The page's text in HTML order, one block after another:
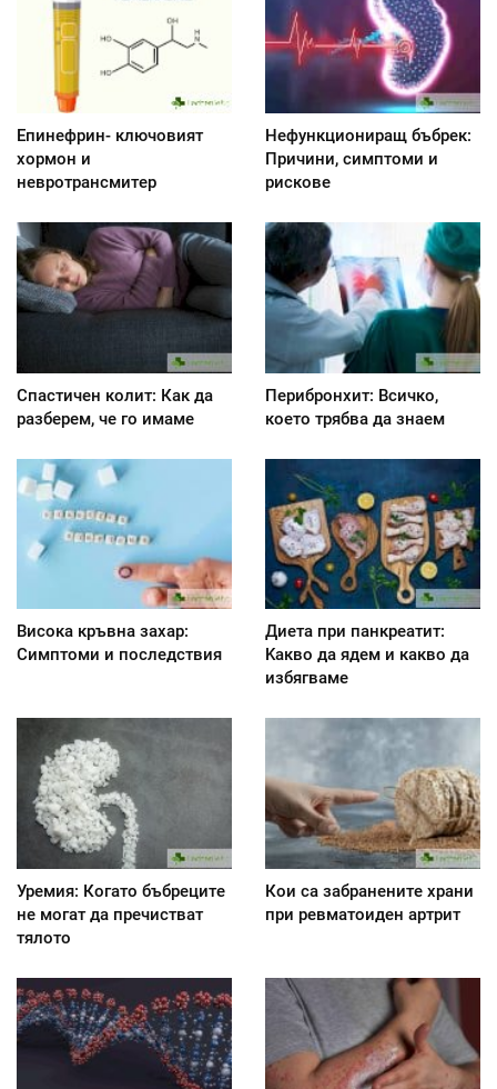
Епинефрин- ключовият
хормон и
невротрансмитер
Нефункциониращ бъбрек:
Причини, симптоми и
рискове
Спастичен колит: Как да
разберем, че го имаме
Перибронхит: Всичко,
което трябва да знаем
Висока кръвна захар:
Симптоми и последствия
Диета при панкреатит:
Kакво да ядем и какво да
избягваме
Уремия: Когато бъбреците
не могат да пречистват
тялото
Кои са забранените храни
при ревматоиден артрит